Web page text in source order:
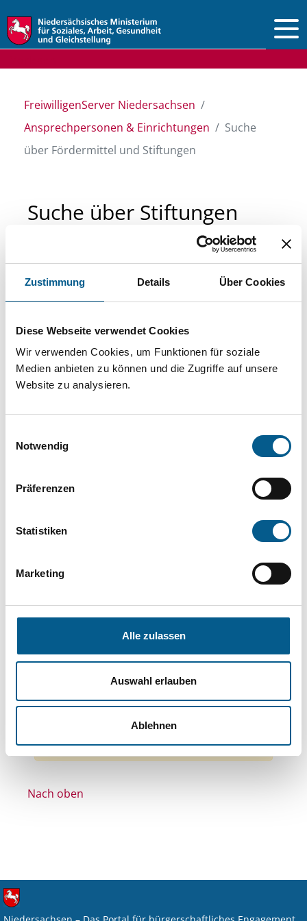
Zustimmung Details Über Cookies
Diese Webseite verwendet Cookies
Wir verwenden Cookies, um Funktionen für soziale
Medien anbieten zu können und die Zugriffe auf unsere
Website zu analysieren.
Notwendig
Präferenzen
Statistiken
Marketing
Alle zulassen
Auswahl erlauben
Ablehnen
FreiwilligenServer Niedersachsen
Ansprechpersonen & Einrichtungen
Suche
über Fördermittel und Stiftungen
Suche über Stiftungen
Sie suchen finanzielle Unterstützung für ein
direkt über unsere Fördermitteldatenbank und
Stiftungsdatenbank recherchieren. Bei der
Suche bitte die Groß- und Kleinschreibung
Bitte Suchbegriff eingeben. Ergebnisse
Kategorien verfeinert werden.
Suchen
Aktive Filter:
Themen: Denkmalschutz
Themen: Kirchliche Zwecke
Themen: Seniorinnen, Senioren & Pflege
Themen: Wissenschaft und Forschung
Alle Filter entfernen
Nach oben